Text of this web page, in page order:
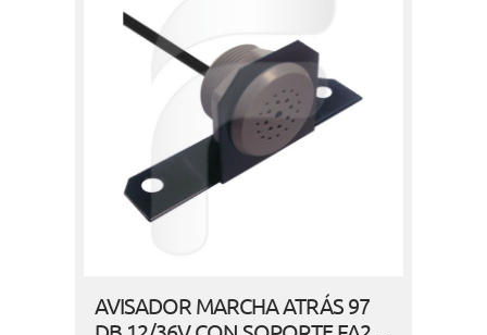
AVISADOR MARCHA ATRÁS 97